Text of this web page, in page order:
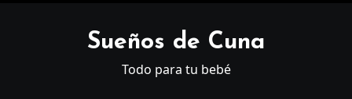
Sueños de Cuna
Todo para tu bebé